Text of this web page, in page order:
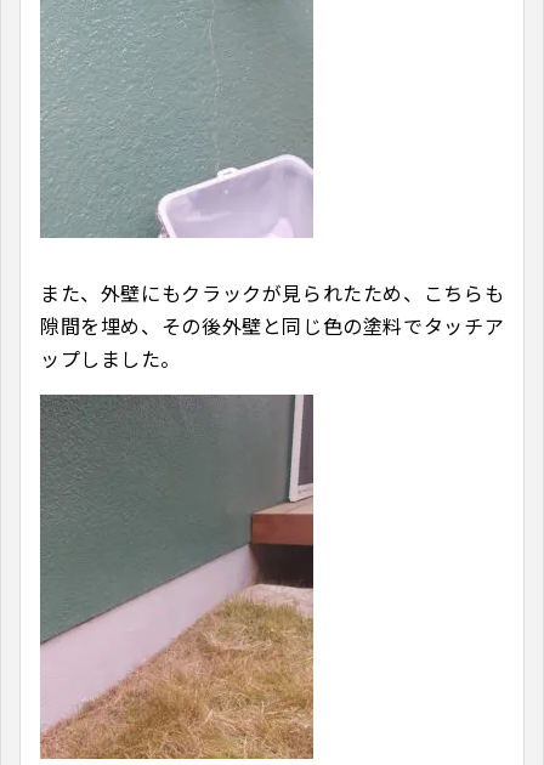
また、外壁にもクラックが見られたため、こちらも
隙間を埋め、その後外壁と同じ色の塗料でタッチア
ップしました。